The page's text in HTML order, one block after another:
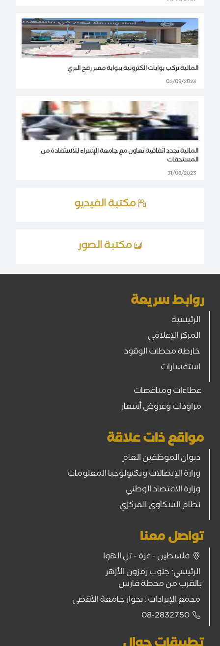
المالية تركب بوابات الكترونية ببوابة معبر رفح البري
05/09/2023
المالية تجدد اتفاقية تعاون مع جامعة الإسراء للاستفادة من
المستحقات
31/08/2023
مكتبة الفيديو
مكتبة الصور
روابط سريعة
الرئيسية
المركز الإعلامي
خارطة محطات الوقود
استفسارات
عطاءات ومناقصات
مزاودات وعروض أسعار
مواقع ذات علاقة
ديوان الموظفين العام
وزارة الإتصالات وتكنولوجيا المعلومات
وزارة الاقتصاد الوطني
نظام الشكاوى المركزي
تواصل معنا
فلسطين - غزة - تل الهوا
الرئيسي: جنوب رمزون الأزهر
بالقرب من محطة فارس
مجمع الإيرادات : بجوار جامعة الأقصى
08-2832750